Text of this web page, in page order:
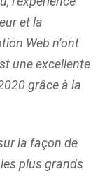
et la
Web n’ont
une excellente
grâce à la
la façon de
plus grands